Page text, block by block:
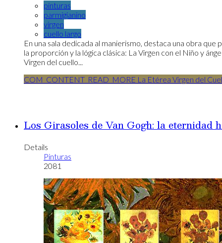
pinturas
parmigianino
virgen
cuello largo
En una sala dedicada al manierismo, destaca una obra que
la proporción y la lógica clásica: La Virgen con el Niño y
Virgen del cuello...
COM_CONTENT_READ_MORE La Etérea Virgen del
Los Girasoles de Van Gogh: la eternidad
Details
Pinturas
2081